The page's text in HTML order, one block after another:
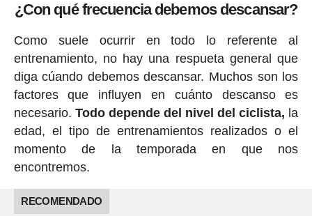
¿Con qué frecuencia debemos descansar?
Como suele ocurrir en todo lo referente al
entrenamiento, no hay una respueta general que
diga cúando debemos descansar. Muchos son los
factores que influyen en cuánto descanso es
necesario. Todo depende del nivel del ciclista, la
edad, el tipo de entrenamientos realizados o el
momento de la temporada en que nos
encontremos.
RECOMENDADO